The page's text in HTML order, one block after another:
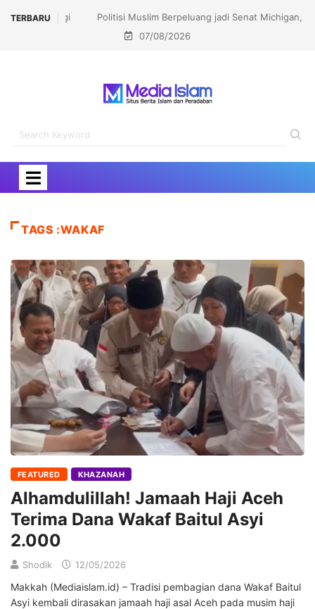
TERBARU
Politisi Muslim Berpeluang jadi Senat Michigan,
Kalahkan Kandidat Pro-Israel
07/08/2026
TAGS :WAKAF
FEATURED KHAZANAH
Alhamdulillah! Jamaah Haji Aceh
Terima Dana Wakaf Baitul Asyi
2.000
Shodik 12/05/2026
Makkah (Mediaislam.id) – Tradisi pembagian dana Wakaf Baitul
Asyi kembali dirasakan jamaah haji asal Aceh pada musim haji